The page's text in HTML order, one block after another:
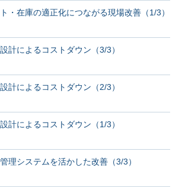
在庫の適正化につながる現場改善（1/3）
によるコストダウン（3/3）
によるコストダウン（2/3）
によるコストダウン（1/3）
システムを活かした改善（3/3）